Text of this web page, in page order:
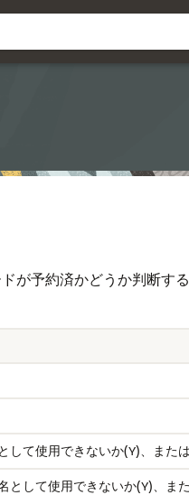
が予約済かどうか判断する
して使用できないか(Y)、また
として使用できないか(Y)、ま